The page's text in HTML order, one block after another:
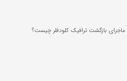
بازگشت ترافیک کلودفلر چیست؟